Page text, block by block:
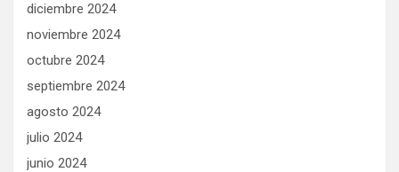
diciembre 2024
noviembre 2024
octubre 2024
septiembre 2024
agosto 2024
julio 2024
junio 2024